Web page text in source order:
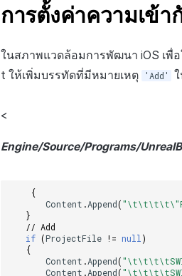
การตั้งค่าความเข้า
ในสภาพแวดล้อมการพัฒนา iOS เพื่อ
t ให้เพิ่มบรรทัดที่มีหมายเหตุ
'Add'
<
Engine/Source/Programs/
{
Content .Append(
}
// Add
if (ProjectFile != null)
{
Content .Append(
Content .Append(